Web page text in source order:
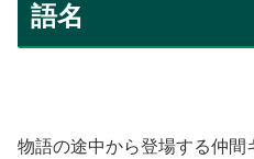
語名
物語の途中から登場する仲間